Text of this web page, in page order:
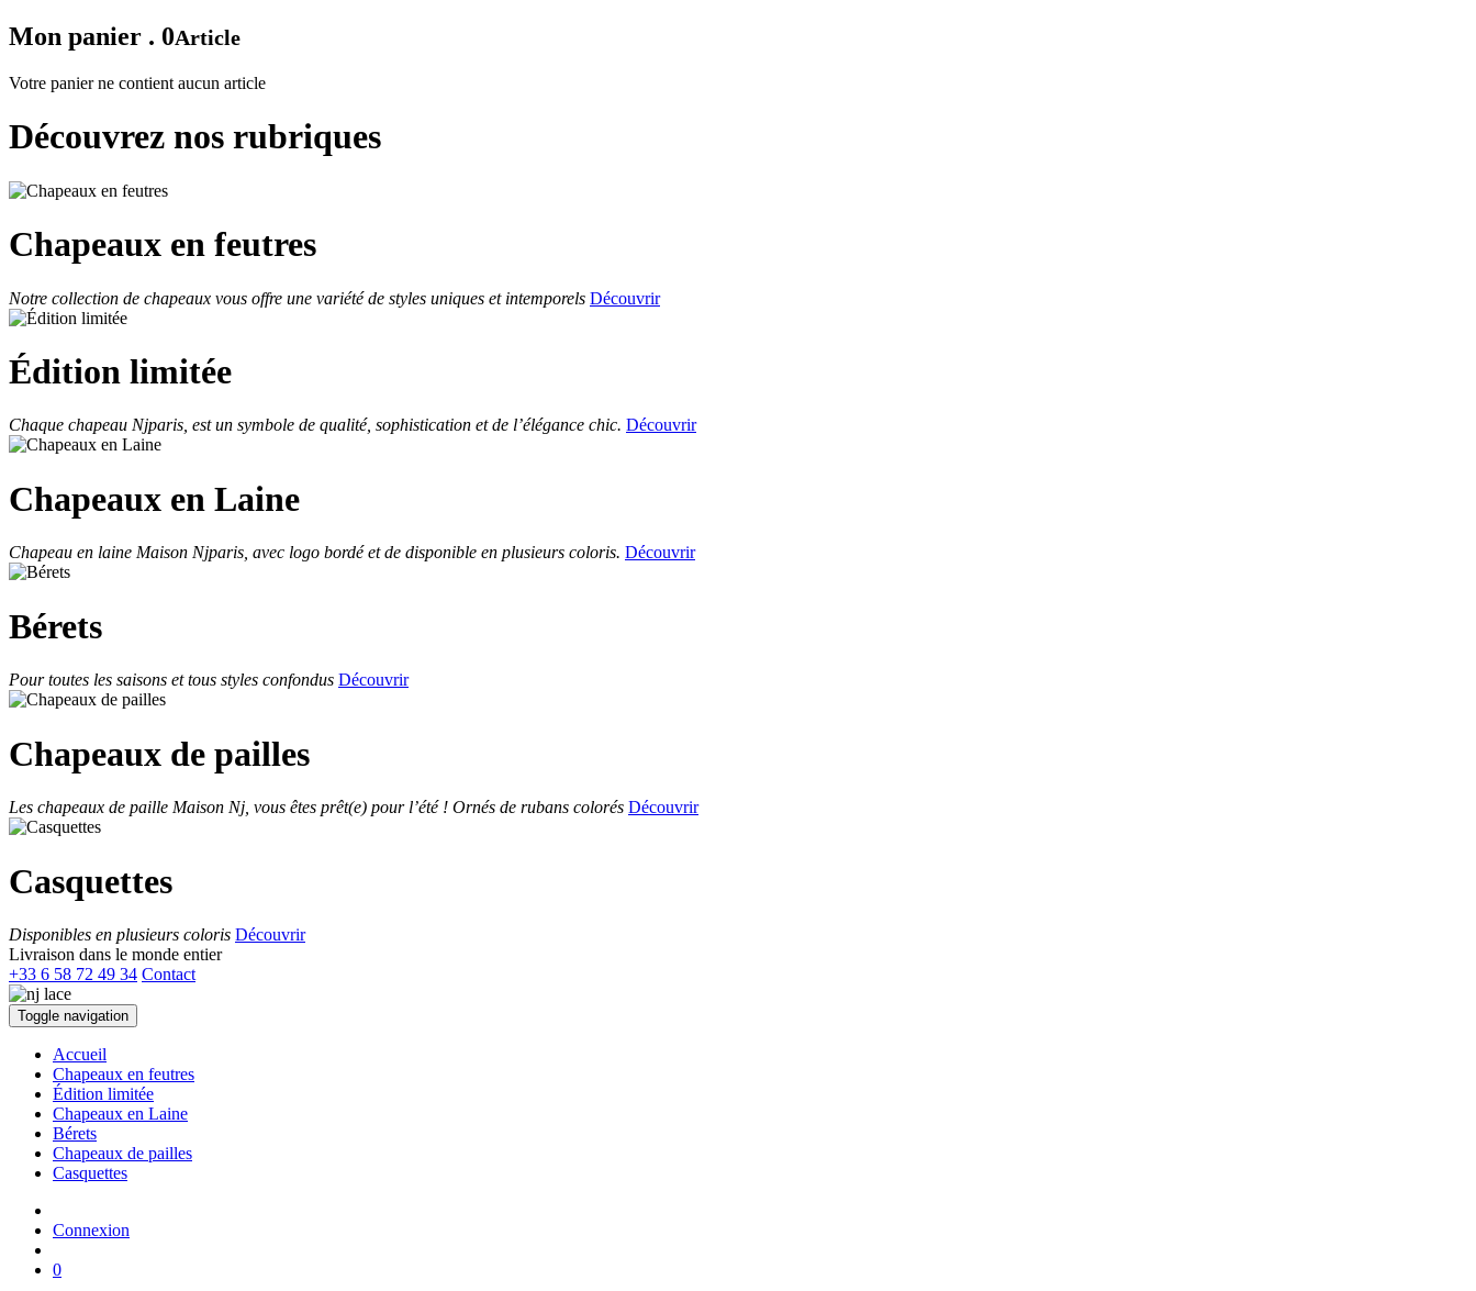
Mon panier . 0Article
Votre panier ne contient aucun article
Découvrez nos rubriques
Chapeaux en feutres
Notre collection de chapeaux vous offre une variété de styles uniques et intemporels Découvrir
Édition limitée
Chaque chapeau Njparis, est un symbole de qualité, sophistication et de l’élégance chic. Découvrir
Chapeaux en Laine
Chapeau en laine Maison Njparis, avec logo bordé et de disponible en plusieurs coloris. Découvrir
Bérets
Pour toutes les saisons et tous styles confondus Découvrir
Chapeaux de pailles
Les chapeaux de paille Maison Nj, vous êtes prêt(e) pour l’été ! Ornés de rubans colorés Découvrir
Casquettes
Disponibles en plusieurs coloris Découvrir
Livraison dans le monde entier
+33 6 58 72 49 34 Contact
Toggle navigation
Accueil
Chapeaux en feutres
Édition limitée
Chapeaux en Laine
Bérets
Chapeaux de pailles
Casquettes
Connexion
0